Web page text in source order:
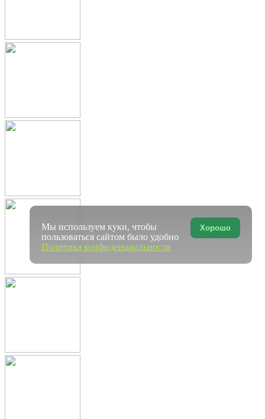
Хорошо
Мы используем куки, чтобы
пользоваться сайтом было удобно
Политика конфиденциальности